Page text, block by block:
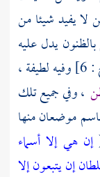
لا يفيد شيئا من
يدل عليه
) [ الحج : 6] وفيه لطيفة ،
، وفي جميع تلك
موضعان منها
(إن هي إلا أسماء
إن يتبعون إلا